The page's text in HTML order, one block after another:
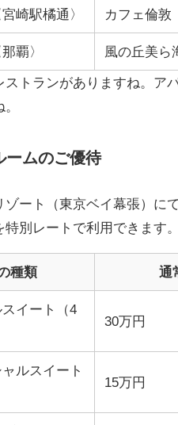
崎駅橘通〉 カフェ倫敦
覇〉 風の丘美ら
ストランがありますね。ア
ームのご優待
ゾート（東京ベイ幕張）に
特別レートで利用できます
種類 通
イート（4
30万円
ルスイート
15万円